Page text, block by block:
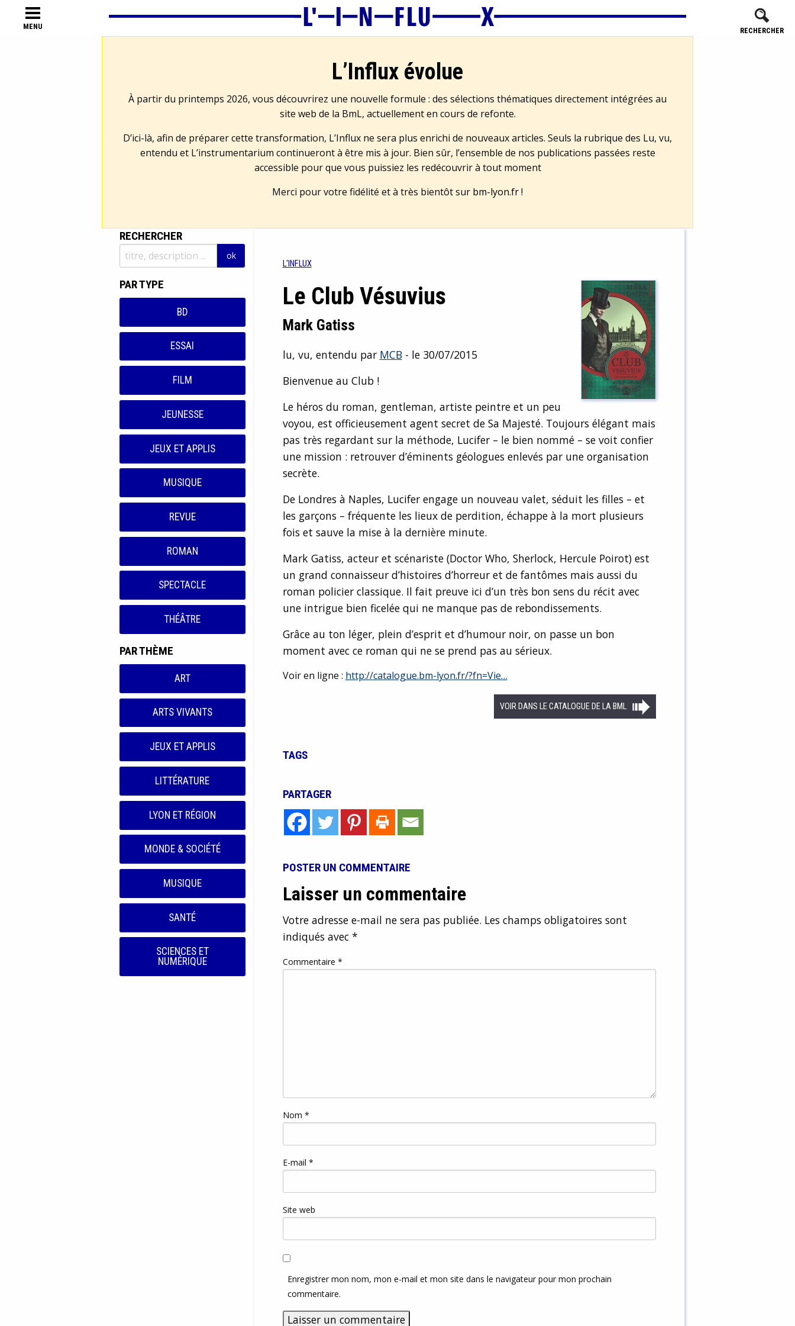
MENU RECHERCHER
L’Influx évolue
À partir du printemps 2026, vous découvrirez une nouvelle formule : des sélections thématiques directement intégrées au
site web de la BmL, actuellement en cours de refonte.
D’ici-là, afin de préparer cette transformation, L’Influx ne sera plus enrichi de nouveaux articles. Seuls la rubrique des Lu, vu,
entendu et L’instrumentarium continueront à être mis à jour. Bien sûr, l’ensemble de nos publications passées reste
accessible pour que vous puissiez les redécouvrir à tout moment
Merci pour votre fidélité et à très bientôt sur bm-lyon.fr!
RECHERCHER
PAR TYPE
BD
ESSAI
FILM
JEUNESSE
JEUX ET APPLIS
MUSIQUE
REVUE
ROMAN
SPECTACLE
THÉÂTRE
PAR THÈME
ART
ARTS VIVANTS
JEUX ET APPLIS
LITTÉRATURE
LYON ET RÉGION
MONDE & SOCIÉTÉ
MUSIQUE
SANTÉ
SCIENCES ET
NUMÉRIQUE
L'INFLUX
Le Club Vésuvius
Mark Gatiss
lu, vu, entendu par MCB- le 30/07/2015
Bienvenue au Club !
Le héros du roman, gentleman, artiste peintre et un peu
voyou, est officieusement agent secret de Sa Majesté. Toujours élégant mais
pas très regardant sur la méthode, Lucifer – le bien nommé – se voit confier
une mission : retrouver d’éminents géologues enlevés par une organisation
secrète.
De Londres à Naples, Lucifer engage un nouveau valet, séduit les filles – et
les garçons – fréquente les lieux de perdition, échappe à la mort plusieurs
fois et sauve la mise à la dernière minute.
Mark Gatiss, acteur et scénariste (Doctor Who, Sherlock, Hercule Poirot) est
un grand connaisseur d’histoires d’horreur et de fantômes mais aussi du
roman policier classique. Il fait preuve ici d’un très bon sens du récit avec
une intrigue bien ficelée qui ne manque pas de rebondissements.
Grâce au ton léger, plein d’esprit et d’humour noir, on passe un bon
moment avec ce roman qui ne se prend pas au sérieux.
Voir en ligne : http://catalogue.bm-lyon.fr/?fn=Vie…
VOIR DANS LE CATALOGUE DE LA BML
TAGS
PARTAGER
POSTER UN COMMENTAIRE
Laisser un commentaire
Votre adresse e-mail ne sera pas publiée. Les champs obligatoires sont
indiqués avec *
Commentaire *
Nom *
E-mail *
Site web
Enregistrer mon nom, mon e-mail et mon site dans le navigateur pour mon prochain
commentaire.